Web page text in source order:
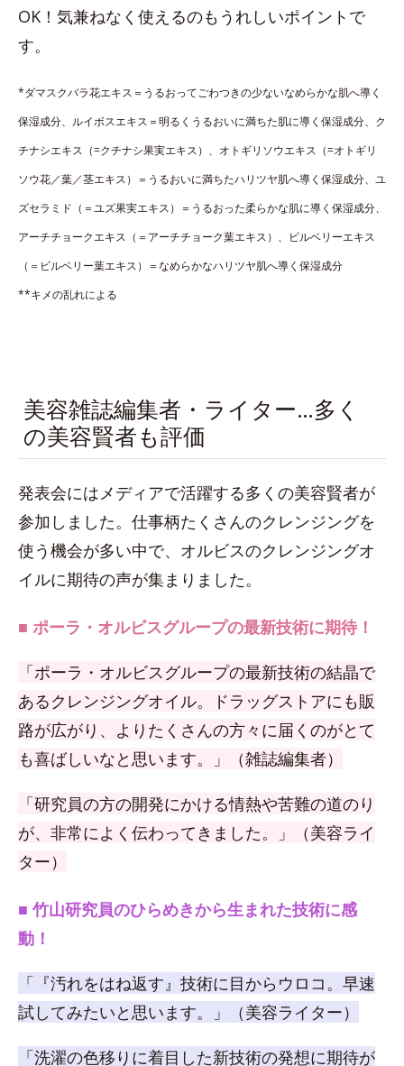
OK！気兼ねなく使えるのもうれしいポイントで
す。
*ダマスクバラ花エキス＝うるおってごわつきの少ないなめらかな肌へ導く
保湿成分、ルイボスエキス＝明るくうるおいに満ちた肌に導く保湿成分、ク
チナシエキス（=クチナシ果実エキス）、オトギリソウエキス（=オトギリ
ソウ花／葉／茎エキス）＝うるおいに満ちたハリツヤ肌へ導く保湿成分、ユ
ズセラミド（＝ユズ果実エキス）＝うるおった柔らかな肌に導く保湿成分、
アーチチョークエキス（＝アーチチョーク葉エキス）、ビルベリーエキス
（＝ビルベリー葉エキス）＝なめらかなハリツヤ肌へ導く保湿成分
**キメの乱れによる
美容雑誌編集者・ライター…多く
の美容賢者も評価
発表会にはメディアで活躍する多くの美容賢者が
参加しました。仕事柄たくさんのクレンジングを
使う機会が多い中で、オルビスのクレンジングオ
イルに期待の声が集まりました。
■ ポーラ・オルビスグループの最新技術に期待！
「ポーラ・オルビスグループの最新技術の結晶で
あるクレンジングオイル。ドラッグストアにも販
路が広がり、よりたくさんの方々に届くのがとて
も喜ばしいなと思います。」（雑誌編集者）
「研究員の方の開発にかける情熱や苦難の道のり
が、非常によく伝わってきました。」（美容ライ
ター）
■ 竹山研究員のひらめきから生まれた技術に感
動！
「『汚れをはね返す』技術に目からウロコ。早速
試してみたいと思います。」（美容ライター）
「洗濯の色移りに着目した新技術の発想に期待が